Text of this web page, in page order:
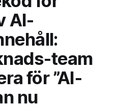
AI-
team
för ”AI-
nu